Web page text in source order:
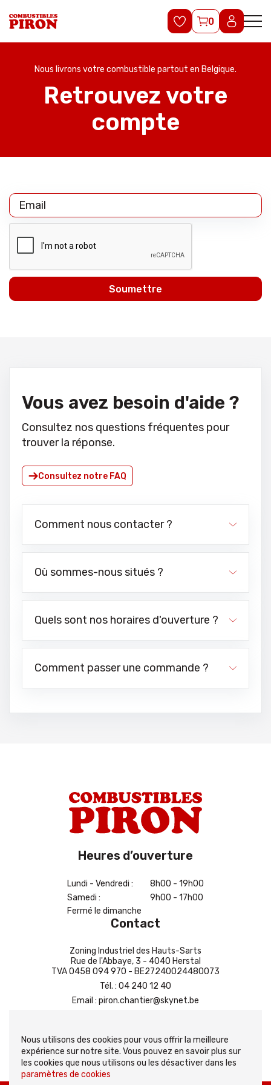
0
Nous livrons votre combustible partout en Belgique.
Retrouvez votre
compte
Soumettre
Vous avez besoin d'aide ?
Consultez nos questions fréquentes pour
trouver la réponse.
Consultez notre FAQ
Comment nous contacter ?
Où sommes-nous situés ?
Quels sont nos horaires d'ouverture ?
Comment passer une commande ?
Heures d’ouverture
Lundi - Vendredi :
8h00 - 19h00
Samedi :
9h00 - 17h00
Fermé le dimanche
Contact
Zoning Industriel des Hauts-Sarts
Rue de l'Abbaye, 3 - 4040 Herstal
TVA 0458 094 970 - BE27240024480073
Tél. : 04 240 12 40
Email : piron.chantier@skynet.be
Nous utilisons des cookies pour vous offrir la meilleure
expérience sur notre site. Vous pouvez en savoir plus sur
les cookies que nous utilisons ou les désactiver dans les
paramètres de cookies